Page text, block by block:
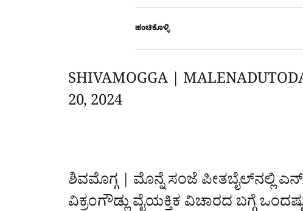
ಹಂಚಿಕೊಳ್ಳಿ
SHIVAMOGGA |
20, 2024
ಶಿವಮೊಗ್ಗ | ಮೊನ್ನೆ ಸಂಜೆ ಪೀತಬೈಲ್‌ನಲ್ಲಿ
ವಿಕ್ರಂಗೌಡ್ಲು ವೈಯಕ್ತಿಕ ವಿಚಾರದ ಬಗ್ಗೆ